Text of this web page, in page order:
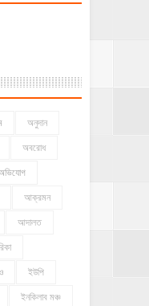
অনুদান
অবরোধ
আক্রমন
আদালত
ইউপি
ইনকিলাব মঞ্চ